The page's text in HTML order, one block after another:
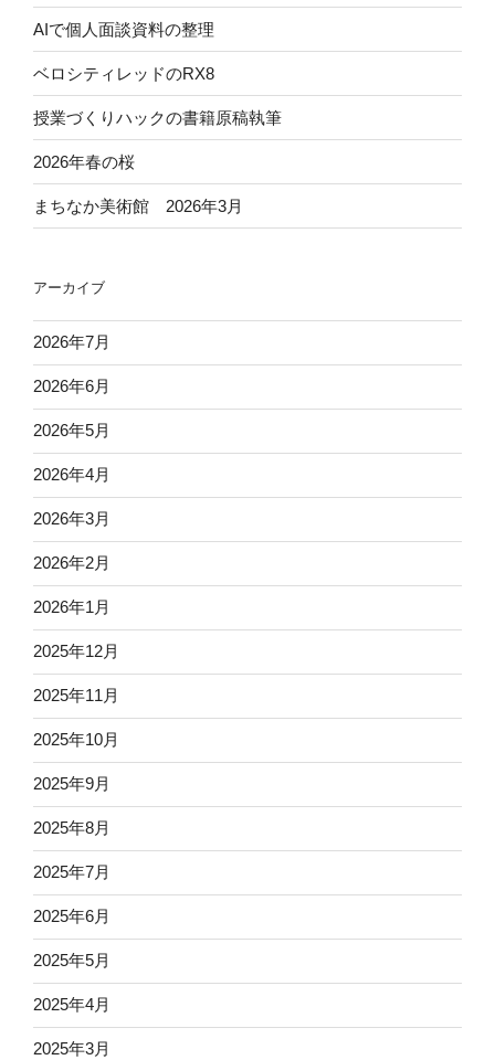
AIで個人面談資料の整理
ベロシティレッドのRX8
授業づくりハックの書籍原稿執筆
2026年春の桜
まちなか美術館 2026年3月
アーカイブ
2026年7月
2026年6月
2026年5月
2026年4月
2026年3月
2026年2月
2026年1月
2025年12月
2025年11月
2025年10月
2025年9月
2025年8月
2025年7月
2025年6月
2025年5月
2025年4月
2025年3月